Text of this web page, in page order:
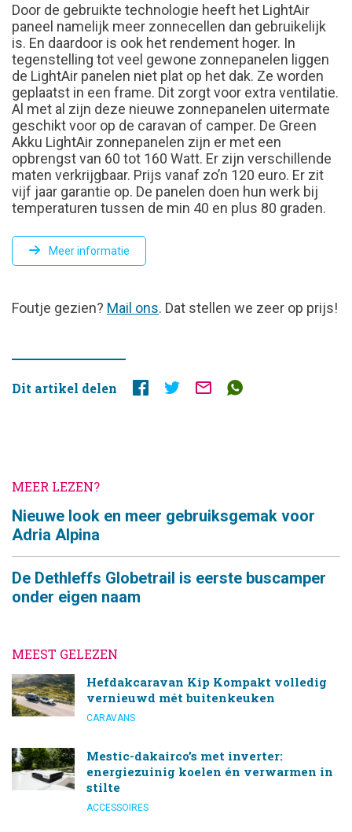
Door de gebruikte technologie heeft het LightAir
paneel namelijk meer zonnecellen dan gebruikelijk
is. En daardoor is ook het rendement hoger. In
tegenstelling tot veel gewone zonnepanelen liggen
de LightAir panelen niet plat op het dak. Ze worden
geplaatst in een frame. Dit zorgt voor extra ventilatie.
Al met al zijn deze nieuwe zonnepanelen uitermate
geschikt voor op de caravan of camper. De Green
Akku LightAir zonnepanelen zijn er met een
opbrengst van 60 tot 160 Watt. Er zijn verschillende
maten verkrijgbaar. Prijs vanaf zo’n 120 euro. Er zit
vijf jaar garantie op. De panelen doen hun werk bij
temperaturen tussen de min 40 en plus 80 graden.
Meer informatie
FOUTJE
GEZIEN?
Foutje gezien? Mail ons. Dat stellen we zeer op prijs!
Dit artikel delen
MEER LEZEN?
Nieuwe look en meer gebruiksgemak voor
Adria Alpina
De Dethleffs Globetrail is eerste buscamper
onder eigen naam
MEEST GELEZEN
Hefdakcaravan Kip Kompakt volledig
vernieuwd mét buitenkeuken
CARAVANS
Mestic-dakairco’s met inverter:
energiezuinig koelen én verwarmen in
stilte
ACCESSOIRES